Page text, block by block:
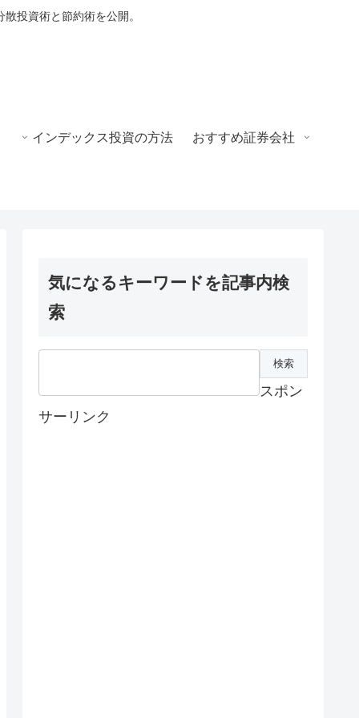
投資術と節約術を公開。
インデックス投資の方法 おすすめ証券会社
気になるキーワードを記事内検
索
スポン
サーリンク